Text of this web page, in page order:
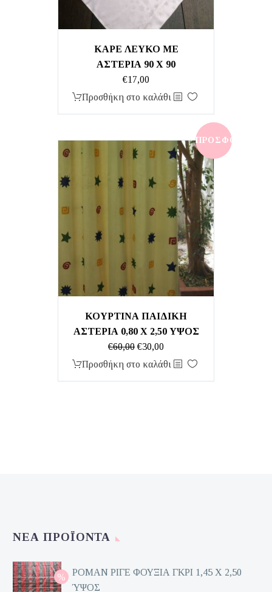
ΚΑΡΕ ΛΕΥΚΟ ΜΕ
ΑΣΤΕΡΙΑ 90 Χ 90
€17,00
Προσθήκη στο καλάθι
ΠΡΟΣΦΟΡΆ!
ΚΟΥΡΤΙΝΑ ΠΑΙΔΙΚΗ
ΑΣΤΕΡΙΑ 0,80 X 2,50 ΥΨΟΣ
€60,00 Original
price
€30,00Η
τρέχουσα
Προσθήκη στο καλάθι
ΝΈΑ ΠΡΟΪΌΝΤΑ
ΡΟΜΑΝ ΡΙΓΕ ΦΟΥΞΙΑ ΓΚΡΙ 1,45 Χ 2,50
ΎΨΟΣ